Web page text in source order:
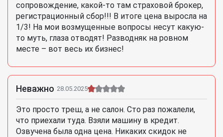
сопровождение, какой-то там страховой брокер,
регистрационный сбор!!! В итоге цена выросла на
1/3! На мои возмущенные вопросы несут какую-
то муть, глаза отводят! Разводняк на ровном
месте – вот весь их бизнес!
Неважно 28.05.2025
Это просто треш, а не салон. Сто раз пожалели,
что приехали туда. Взяли машину в кредит.
Озвучена была одна цена. Никаких скидок не